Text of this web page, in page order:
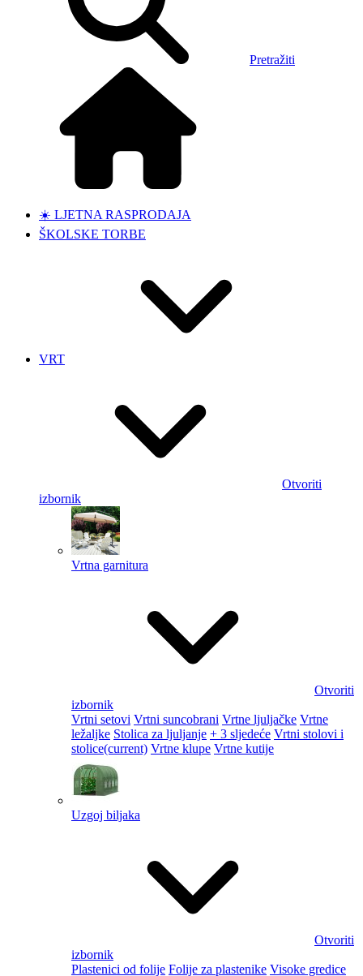
Pretražiti
☀️ LJETNA RASPRODAJA
ŠKOLSKE TORBE
VRT
Otvoriti
izbornik
Vrtna garnitura
Otvoriti
izbornik
Vrtni setovi Vrtni suncobrani Vrtne ljuljačke Vrtne
ležaljke Stolica za ljuljanje + 3 sljedeće Vrtni stolovi i
stolice(current) Vrtne klupe Vrtne kutije
Uzgoj biljaka
Otvoriti
izbornik
Plastenici od folije Folije za plastenike Visoke gredice